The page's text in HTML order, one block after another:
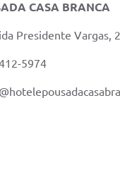
CASA BRANCA
Presidente Vargas,
5974